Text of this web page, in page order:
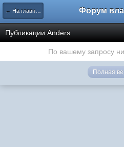
← На главную
Публикации Anders
По вашему запросу
Полная